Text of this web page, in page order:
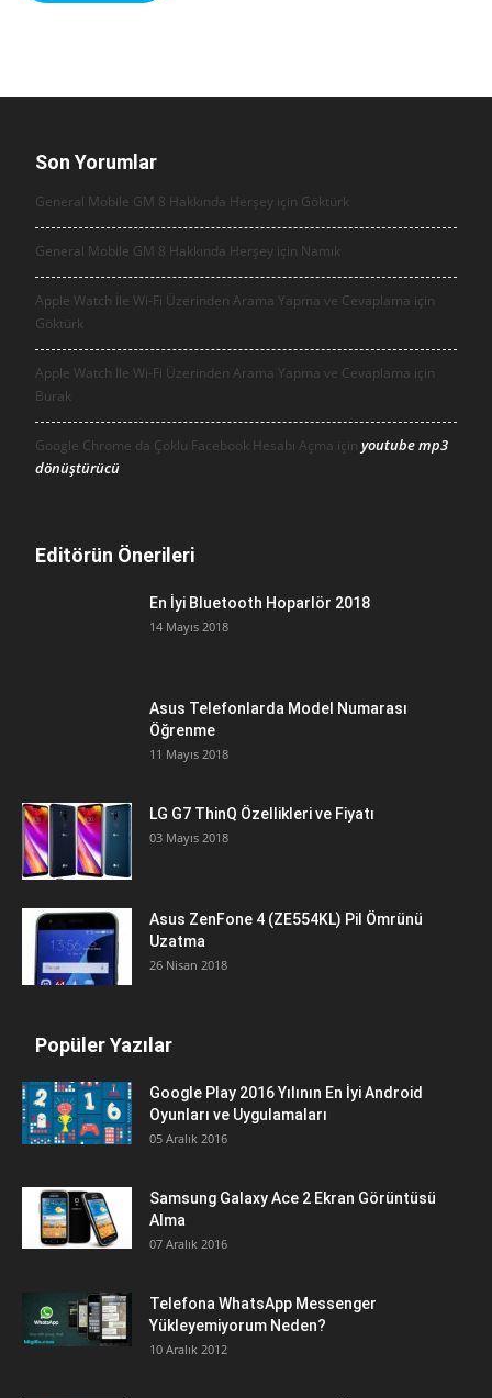
Son Yorumlar
General Mobile GM 8 Hakkında Herşey için Göktürk
General Mobile GM 8 Hakkında Herşey için Namık
Apple Watch İle Wi-Fi Üzerinden Arama Yapma ve Cevaplama için
Göktürk
Apple Watch İle Wi-Fi Üzerinden Arama Yapma ve Cevaplama için
Burak
Google Chrome da Çoklu Facebook Hesabı Açma için youtube mp3
dönüştürücü
Editörün Önerileri
En İyi Bluetooth Hoparlör 2018
14 Mayıs 2018
Asus Telefonlarda Model Numarası
Öğrenme
11 Mayıs 2018
LG G7 ThinQ Özellikleri ve Fiyatı
03 Mayıs 2018
Asus ZenFone 4 (ZE554KL) Pil Ömrünü
Uzatma
26 Nisan 2018
Popüler Yazılar
Google Play 2016 Yılının En İyi Android
Oyunları ve Uygulamaları
05 Aralık 2016
Samsung Galaxy Ace 2 Ekran Görüntüsü
Alma
07 Aralık 2016
Telefona WhatsApp Messenger
Yükleyemiyorum Neden?
10 Aralık 2012